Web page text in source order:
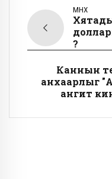
ӨМНӨХ
үү?
Каннын
анхаарлыг
ангит